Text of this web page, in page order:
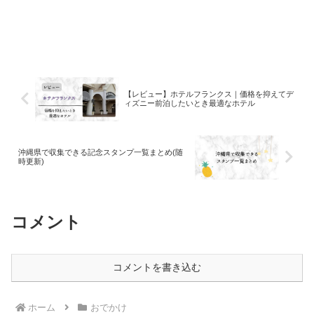
【レビュー】ホテルフランクス｜価格を抑えてデ
ィズニー前泊したいとき最適なホテル
沖縄県で収集できる記念スタンプ一覧まとめ(随
時更新)
コメント
コメントを書き込む
ホーム おでかけ